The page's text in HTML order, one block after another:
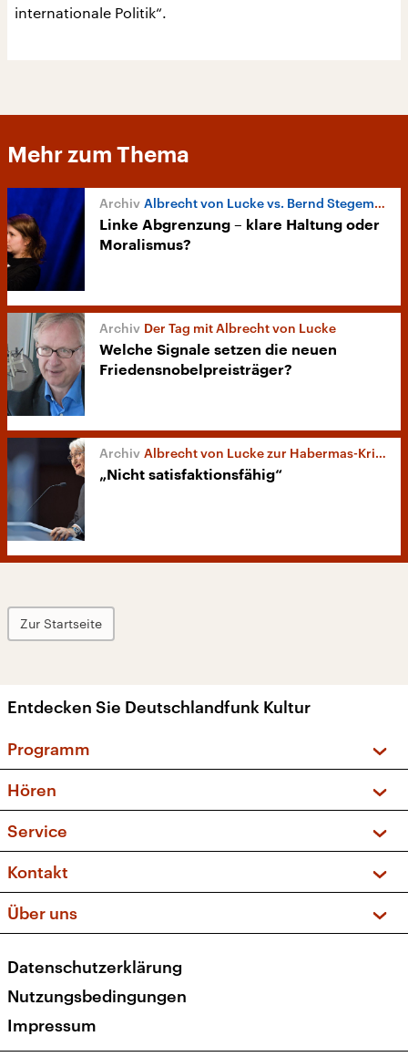
internationale Politik“.
Mehr zum Thema
Albrecht von Lucke vs. Bernd Stegemann
Linke Abgrenzung – klare Haltung oder
Moralismus?
Der Tag mit Albrecht von Lucke
Welche Signale setzen die neuen
Friedensnobelpreisträger?
Albrecht von Lucke zur Habermas-Kritik
„Nicht satisfaktionsfähig“
Zur Startseite
Entdecken Sie Deutschlandfunk Kultur
Programm
Sendungen und Podcasts
Musikliste
Kakadu – Das Kinderprogramm
Hören
Frequenzen (UKW + DAB+)
Service
FAQ
Apps
Newsletter
Veranstaltungen
Kontakt
Social Media
Über uns
Presse
Karriere
Transparenz
Datenschutzerklärung
Nutzungsbedingungen
Impressum